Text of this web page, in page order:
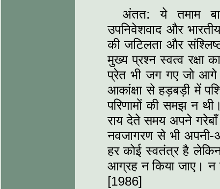
अंतत: ये तमाम
उपनिवेशवाद और
की जटिलता और
मुख्‍य प्रश्‍न स्‍वत्‍व रक्षा
प्रेत भी जग गए जो आगे
आकांक्षा से हड़बड़ी में
परिणामों की समझ न
राय देते समय अपने
नवजागरण से भी
हर कोई स्‍वतंत्र है
आग्रह न किया जाए। न
[1986]